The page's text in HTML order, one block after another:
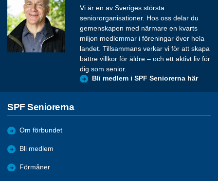
Vi är en av Sveriges största
seniororganisationer. Hos oss delar du
gemenskapen med närmare en kvarts
miljon medlemmar i föreningar över hela
landet. Tillsammans verkar vi för att skapa
bättre villkor för äldre – och ett aktivt liv för
dig som senior.
Bli medlem i SPF Seniorerna här
SPF Seniorerna
Om förbundet
Bli medlem
Förmåner